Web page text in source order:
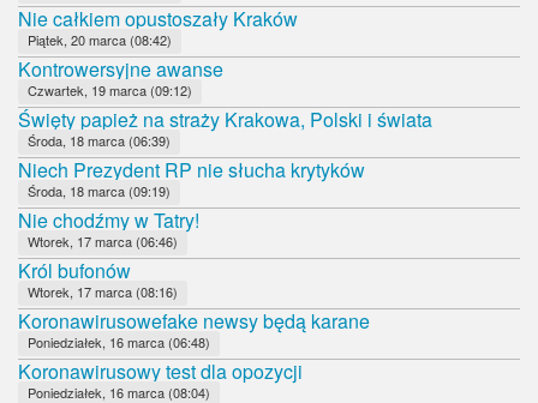
Nie całkiem opustoszały Kraków
Piątek, 20 marca (08:42)
Kontrowersyjne awanse
Czwartek, 19 marca (09:12)
Święty papież na straży Krakowa, Polski i świata
Środa, 18 marca (06:39)
Niech Prezydent RP nie słucha krytyków
Środa, 18 marca (09:19)
Nie chodźmy w Tatry!
Wtorek, 17 marca (06:46)
Król bufonów
Wtorek, 17 marca (08:16)
Koronawirusowefake newsy będą karane
Poniedziałek, 16 marca (06:48)
Koronawirusowy test dla opozycji
Poniedziałek, 16 marca (08:04)